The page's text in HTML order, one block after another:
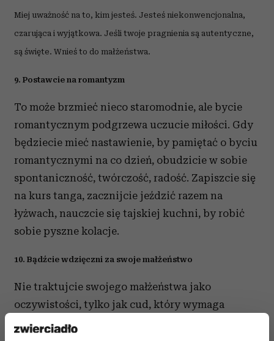
Miej uważność na to, kim jesteś. Jesteś niekonwencjonalna,
czarująca i wyjątkowa. Jeśli twoje pragnienia są autentyczne,
są święte. Wnieś to do małżeństwa.
9. Postawcie na romantyzm
To może brzmieć nieco staromodnie, ale bycie
romantycznym podgrzewa uczucie miłości. Gdy
będziecie mieć nastawienie, by pamiętać o byciu
romantycznymi na co dzień, obudzicie w sobie
spontaniczność, twórczość, radość. Zapiszcie się
na kurs tanga, zacznijcie jeździć razem na
łyżwach, nauczcie się tajskiej kuchni, by robić
sobie pyszne kolacje.
10. Bądźcie wdzięczni za swoje małżeństwo
Nie traktujcie swojego małżeństwa jako
oczywistości, tylko jak cud, który wymaga
codziennego zauważania. Cokolwiek się między